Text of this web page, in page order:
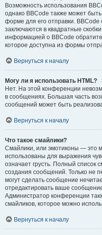
Возможность использования
однако BBCode также может
форме для его отправки. BBCode
заключаются в квадратные
информацией о BBCode
которое доступна из формы
Вернуться к началу
Могу ли я использовать HTML?
Нет. На этой конференции
в сообщениях. Большая часть
сообщений может быть
Вернуться к началу
Что такое смайлики?
Смайлики, или эмотиконы — это
использованы для выражения
означает грусть. Полный список
создания сообщений. Только не
могут сделать сообщение
отредактировать ваше
Администратор конференции
смайликов, которое можно
Вернуться к началу